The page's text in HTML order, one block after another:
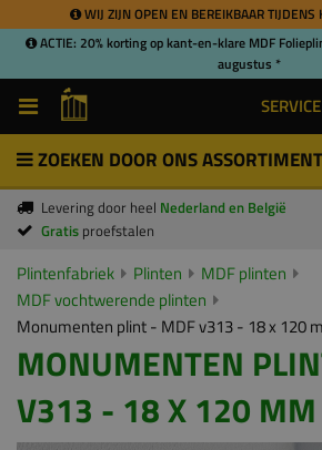
WIJ ZIJN OPEN EN BEREIKBAAR TIJDENS
ACTIE: 20% korting op kant-en-klare MDF
augustus *
SERVICE
ZOEKEN DOOR ONS ASSORTIMENT
Levering door heel Nederland en België
Gratis proefstalen
Plintenfabriek Plinten
MDF plinten
MDF vochtwerende plinten
Monumenten plint - MDF v313 - 18 x 120
MONUMENTEN
V313 - 18 X 120 MM